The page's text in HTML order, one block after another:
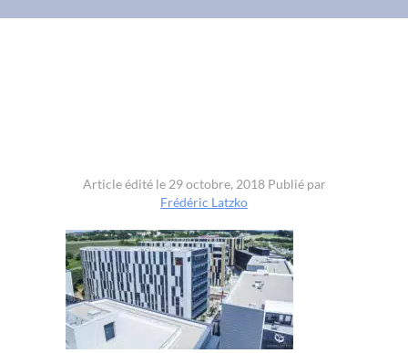
Article édité le 29 octobre, 2018 Publié par
Frédéric Latzko